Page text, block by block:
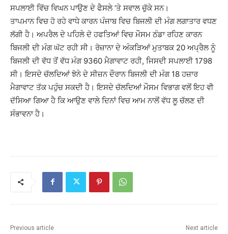
ਸਪਲਾਈ ਵਿੱਚ ਵਿਘਨ ਪਾਉਣ ਦੇ ਫੈਸਲੇ ‘ਤੇ ਸਵਾਲ ਚੁੱਕੇ ਸਨ।
ਤਾਪਮਾਨ ਵਿਚ ਹੋ ਰਹੇ ਵਾਧੇ ਕਾਰਨ ਪੰਜਾਬ ਵਿਚ ਬਿਜਲੀ ਦੀ ਮੰਗ ਲਗਾਤਾਰ ਵਧਣ
ਲੱਗੀ ਹੈ। ਅਪਰੈਲ ਦੇ ਪਹਿਲੇ ਦੋ ਹਫਤਿਆਂ ਵਿਚ ਮੌਸਮ ਠੰਡਾ ਰਹਿਣ ਕਾਰਨ
ਬਿਜਲੀ ਦੀ ਮੰਗ ਘੱਟ ਰਹੀ ਸੀ। ਰੋਜ਼ਾਨਾ ਦੇ ਅੰਕੜਿਆਂ ਮੁਤਾਬਕ 20 ਅਪ੍ਰੈਲ ਨੂੰ
ਬਿਜਲੀ ਦੀ ਵੱਧ ਤੋਂ ਵੱਧ ਮੰਗ 9360 ਮੈਗਾਵਾਟ ਰਹੀ, ਜਿਸਦੀ ਸਪਲਾਈ 1798
ਸੀ। ਇਸਦੇ ਚੱਲਦਿਆਂ ਝੋਨੇ ਦੇ ਸੀਜ਼ਨ ਦੌਰਾਨ ਬਿਜਲੀ ਦੀ ਮੰਗ 18 ਹਜ਼ਾਰ
ਮੈਗਾਵਾਟ ਤੱਕ ਪਹੁੰਚ ਸਕਦੀ ਹੈ। ਇਸਦੇ ਚੱਲਦਿਆਂ ਮੌਸਮ ਵਿਭਾਗ ਵਲੋਂ ਇਹ ਵੀ
ਦੱਸਿਆ ਗਿਆ ਹੈ ਕਿ ਆਉਣ ਵਾਲੇ ਦਿਨਾਂ ਵਿਚ ਆਮ ਨਾਲੋਂ ਵੱਧ ਲੂ ਚੱਲਣ ਦੀ
ਸੰਭਾਵਨਾ ਹੈ।
Previous article Next article